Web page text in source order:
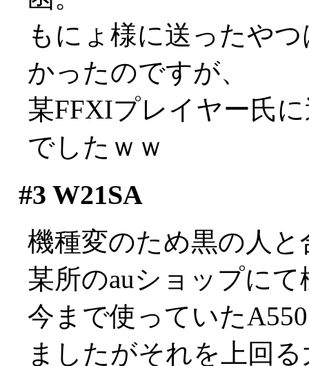
もにょ様に送ったや
かったのですが、
某FFXIプレイヤー氏
でしたｗｗ
#3 W21SA
機種変のため黒の人と
某所のauショップにて
今まで使っていた
ましたがそれを上回